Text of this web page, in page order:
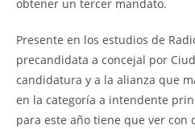
obtener un tercer mandato.
Presente en los estudios de
precandidata a concejal por
candidatura y a la alianza que
en la categoría a intendente
para este año tiene que ver con